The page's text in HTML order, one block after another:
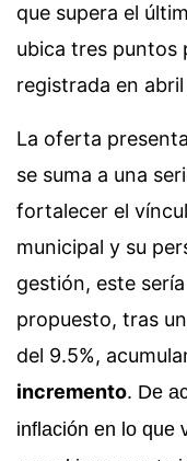
que supera el
ubica tres puntos
registrada en
La oferta
se suma a una
fortalecer el
municipal y su
gestión, este
propuesto, tras
del 9.5%,
incremento. De
inflación en lo que